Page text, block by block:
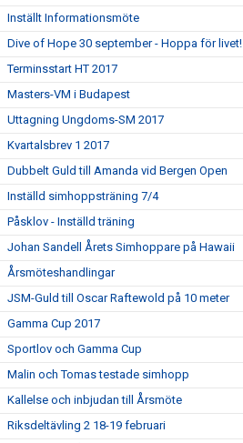
Inställt Informationsmöte
Dive of Hope 30 september - Hoppa för livet!
Terminsstart HT 2017
Masters-VM i Budapest
Uttagning Ungdoms-SM 2017
Kvartalsbrev 1 2017
Dubbelt Guld till Amanda vid Bergen Open
Inställd simhoppsträning 7/4
Påsklov - Inställd träning
Johan Sandell Årets Simhoppare på Hawaii
Årsmöteshandlingar
JSM-Guld till Oscar Raftewold på 10 meter
Gamma Cup 2017
Sportlov och Gamma Cup
Malin och Tomas testade simhopp
Kallelse och inbjudan till Årsmöte
Riksdeltävling 2 18-19 februari